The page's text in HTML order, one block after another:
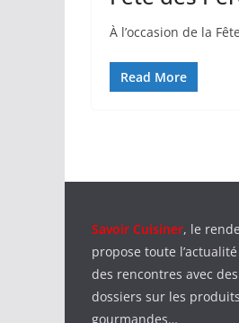
À l’occasion de la
Read More
Savoir Cuisiner, le
propose toute
des rencontres avec
dossiers sur les
gourmandes…